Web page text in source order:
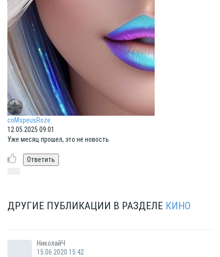
coMspeusRoze
12.05.2025 09:01
Уже месяц прошел, это не новость
ДРУГИЕ ПУБЛИКАЦИИ В РАЗДЕЛЕ КИНО
НиколайЧ
15.06.2020 15:42